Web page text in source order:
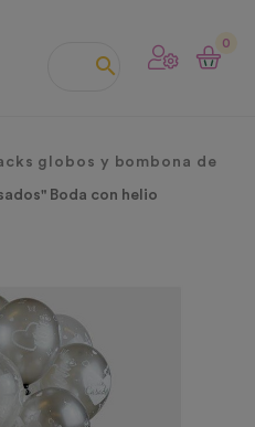

0
globos y bombona de
Boda con helio